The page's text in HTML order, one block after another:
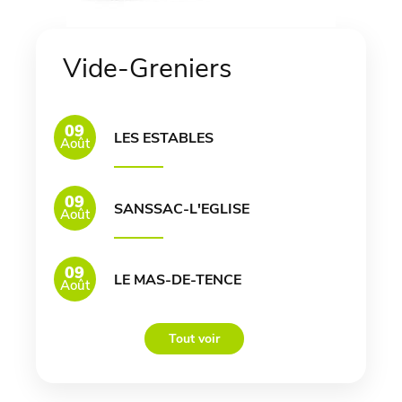
Vide-Greniers
09
Août LES ESTABLES
09
Août SANSSAC-L'EGLISE
09
Août LE MAS-DE-TENCE
Tout voir